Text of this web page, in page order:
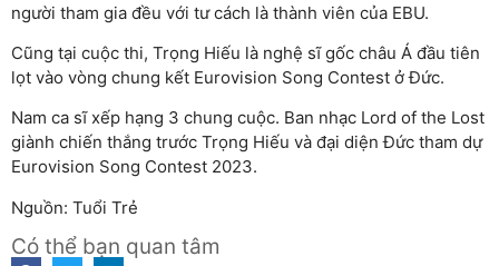
người tham gia đều với tư cách là thành viên của EBU.
Cũng tại cuộc thi, Trọng Hiếu là nghệ sĩ gốc châu Á đầu tiên
lọt vào vòng chung kết Eurovision Song Contest ở Đức.
Nam ca sĩ xếp hạng 3 chung cuộc. Ban nhạc Lord of the Lost
giành chiến thắng trước Trọng Hiếu và đại diện Đức tham dự
Eurovision Song Contest 2023.
Nguồn: Tuổi Trẻ
Có thể bạn quan tâm